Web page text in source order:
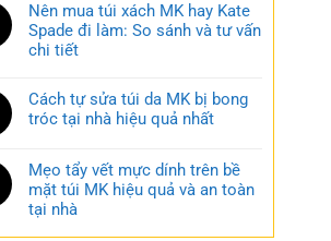
Nên mua túi xách MK hay Kate
Spade đi làm: So sánh và tư vấn
chi tiết
Cách tự sửa túi da MK bị bong
tróc tại nhà hiệu quả nhất
Mẹo tẩy vết mực dính trên bề
mặt túi MK hiệu quả và an toàn
tại nhà